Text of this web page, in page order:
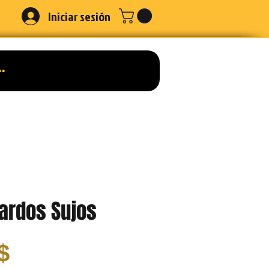
Iniciar sesión
Sujos
Price